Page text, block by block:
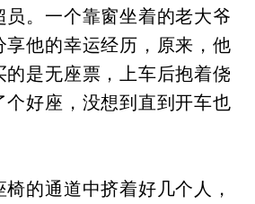
员。一个靠窗坐着的老大爷
享他的幸运经历，原来，他
的是无座票，上车后抱着侥
个好座，没想到直到开车也
的通道中挤着好几个人，